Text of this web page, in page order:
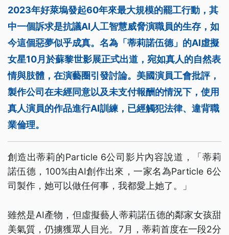
2023年好萊塢發起60年來最大規模的罷工行動，其
中一個訴求是抗議AI人工智慧威脅演職員的生存，如
今這個惡夢似乎成真。名為「蒂莉諾伍德」的AI虛擬
女星10月於蘇黎世影展正式出道，宛如真人的自然表
情與肢體，在演藝圈引發討論。美國演員工會批評，
製作公司在未經同意以及未支付報酬的情況下，使用
真人演員的作品進行AI訓練，已經觸犯法律、違背職
業倫理。
創造出蒂莉的Particle 6公司影片內容說道，「蒂莉
諾伍德，100%由AI創作出來，一家名為Particle 6公
司製作，她可以做任何事，我都愛上她了。」
雖然是AI產物，但虛擬藝人蒂莉諾伍德的鄰家女孩甜
美氣質，仍擄獲眾人目光。7月，蒂莉首度在一段2分